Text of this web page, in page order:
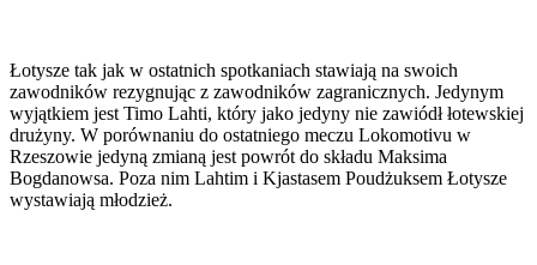
Łotysze tak jak w ostatnich spotkaniach stawiają na swoich
zawodników rezygnując z zawodników zagranicznych. Jedynym
wyjątkiem jest Timo Lahti, który jako jedyny nie zawiódł łotewskiej
drużyny. W porównaniu do ostatniego meczu Lokomotivu w
Rzeszowie jedyną zmianą jest powrót do składu Maksima
Bogdanowsa. Poza nim Lahtim i Kjastasem Poudżuksem Łotysze
wystawiają młodzież.